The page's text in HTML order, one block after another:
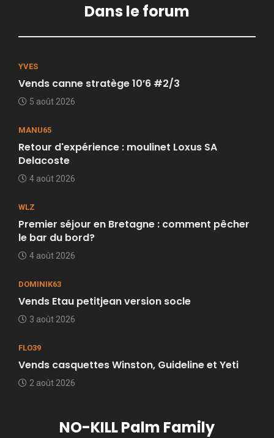
Dans le forum
YVES
Vends canne stratège 10’6 #2/3
5 août 2026
MANU65
Retour d'expérience : moulinet Loxus SA
Delacoste
4 août 2026
WLZ
Premier séjour en Bretagne : comment pêcher
le bar du bord?
4 août 2026
DOMINIK63
Vends Etau petitjean version socle
3 août 2026
FLO39
Vends casquettes Winston, Guideline et Yeti
2 août 2026
NO-KILL Palm Family